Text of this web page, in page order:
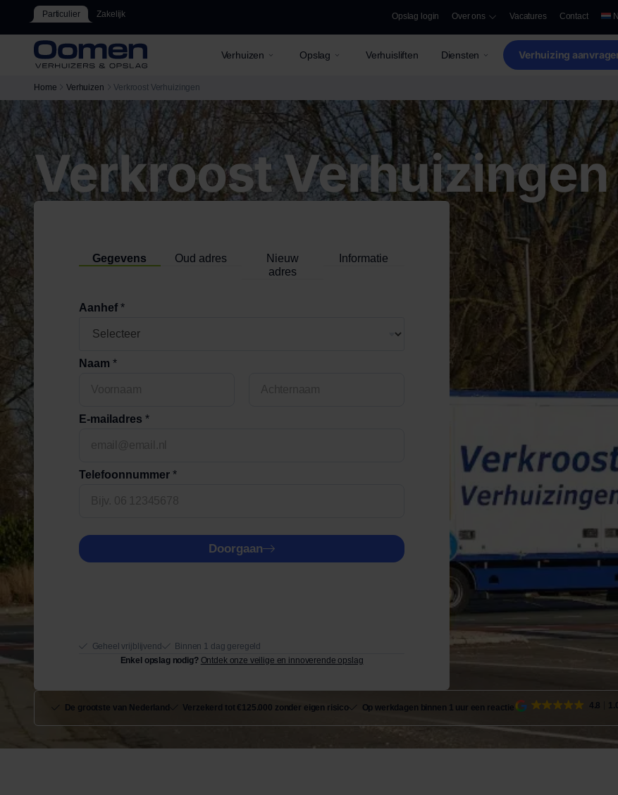
Particulier Zakelijk Opslag login Over ons Vacatures Contact
Verhuizen Opslag Verhuisliften Diensten Verhuizing
Home Verhuizen Verkroost Verhuizingen
Verkroost Verhuizingen
Gegevens Oud adres
Nieuw
adres
Informatie
Aanhef *
Naam *
E-mailadres *
Telefoonnummer *
e
l
u
e
j
e
Doorgaan
Geheel vrijblijvend
Binnen 1 dag geregeld
Enkel opslag nodig? Ontdek onze veilige en innoverende opslag
De grootste van Nederland Verzekerd tot €125.000 zonder eigen risico Op werkdagen binnen 1 uur een reactie 4.8